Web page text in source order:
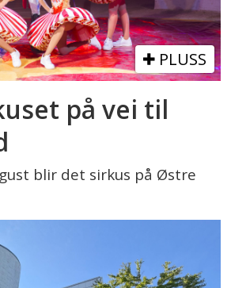
PLUSS
på vei til
blir det sirkus på Østre